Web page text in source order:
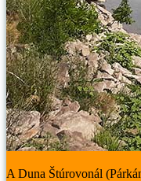
A Duna Štúrovonál